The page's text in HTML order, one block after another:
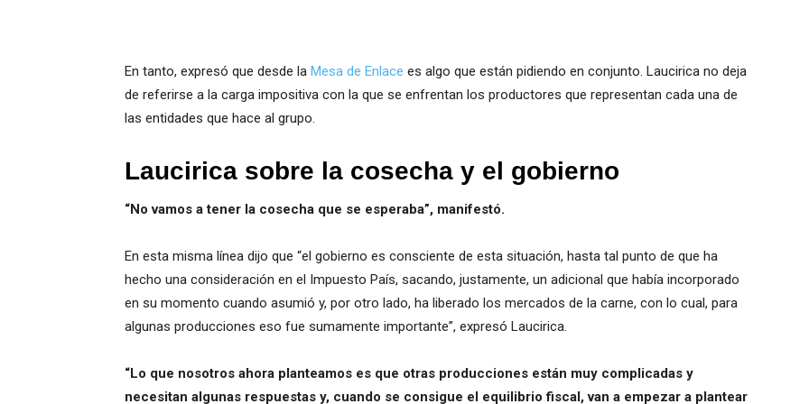
En tanto, expresó que desde la Mesa de Enlace es algo que están pidiendo en conjunto. Laucirica no deja
de referirse a la carga impositiva con la que se enfrentan los productores que representan cada una de
las entidades que hace al grupo.
Laucirica sobre la cosecha y el gobierno
“No vamos a tener la cosecha que se esperaba”, manifestó.
En esta misma línea dijo que “el gobierno es consciente de esta situación, hasta tal punto de que ha
hecho una consideración en el Impuesto País, sacando, justamente, un adicional que había incorporado
en su momento cuando asumió y, por otro lado, ha liberado los mercados de la carne, con lo cual, para
algunas producciones eso fue sumamente importante”, expresó Laucirica.
“Lo que nosotros ahora planteamos es que otras producciones están muy complicadas y
necesitan algunas respuestas y, cuando se consigue el equilibrio fiscal, van a empezar a plantear